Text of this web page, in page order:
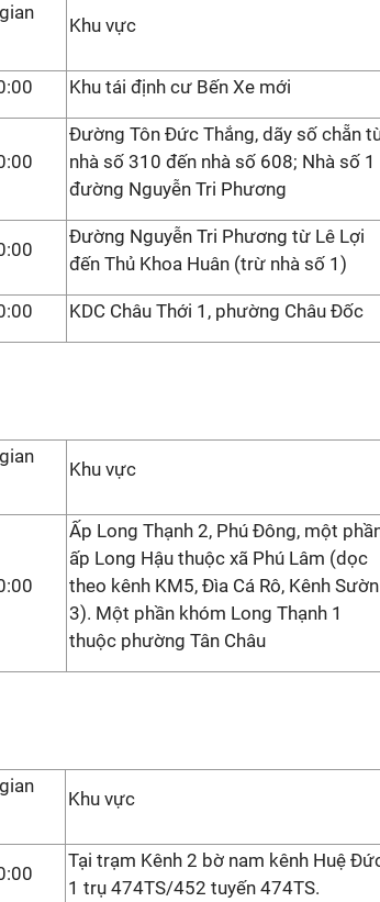
Khu vực
Khu tái định cư Bến Xe mới
Đường Tôn Đức Thắng, dãy số chẵn
nhà số 310 đến nhà số 608; Nhà số 1
đường Nguyễn Tri Phương
Đường Nguyễn Tri Phương từ Lê Lợi
đến Thủ Khoa Huân (trừ nhà số 1)
KDC Châu Thới 1, phường Châu Đốc
Khu vực
Ấp Long Thạnh 2, Phú Đông, một
ấp Long Hậu thuộc xã Phú Lâm (dọc
theo kênh KM5, Đìa Cá Rô, Kênh Sườn
3). Một phần khóm Long Thạnh 1
thuộc phường Tân Châu
Khu vực
Tại trạm Kênh 2 bờ nam kênh Huệ
1 trụ 474TS/452 tuyến 474TS.